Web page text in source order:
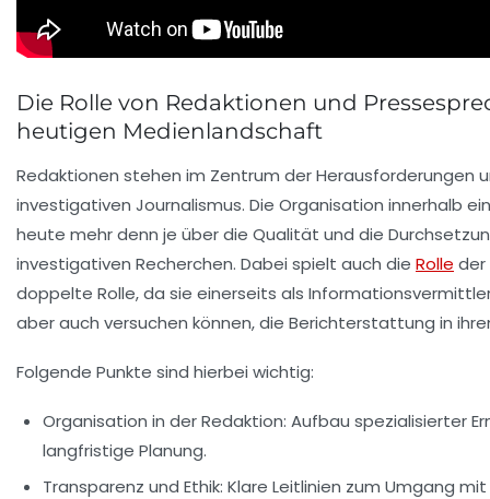
Die Rolle von Redaktionen und
heutigen Medienlandschaft
Redaktionen stehen im Zentrum der Herausforderungen
investigativen Journalismus. Die Organisation innerhalb
heute mehr denn je über die Qualität und die
investigativen Recherchen. Dabei spielt auch die Rolle der
doppelte Rolle, da sie einerseits als
aber auch versuchen können, die Berichterstattung in
Folgende Punkte sind hierbei wichtig:
Organisation in der Redaktion: Aufbau spezialisierter
langfristige Planung.
Transparenz und Ethik: Klare Leitlinien zum Umgang